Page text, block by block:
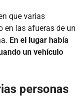
que varias
en las afueras de un
En el lugar había
un vehículo
personas